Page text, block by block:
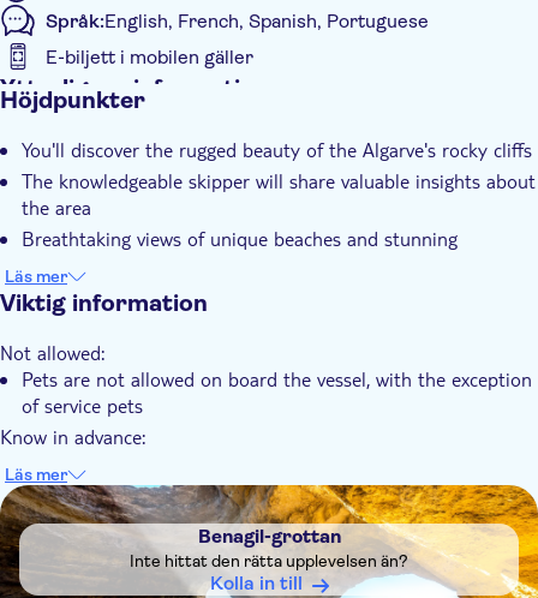
Språk:English, French, Spanish, Portuguese
E-biljett i mobilen gäller
Ytterligare information
Guidad rundtur
Elektronisk biljett
Höjdpunkter
You'll discover the rugged beauty of the Algarve's rocky cliffs
The knowledgeable skipper will share valuable insights about
the area
Breathtaking views of unique beaches and stunning
Läs mer
Viktig information
Not allowed:
Pets are not allowed on board the vessel, with the exception
of service pets
Know in advance:
to weather conditions
Läs mer
DSA1Benagil-grottan
Benagil-grottan
Inte hittat den rätta upplevelsen än?
Kolla in till